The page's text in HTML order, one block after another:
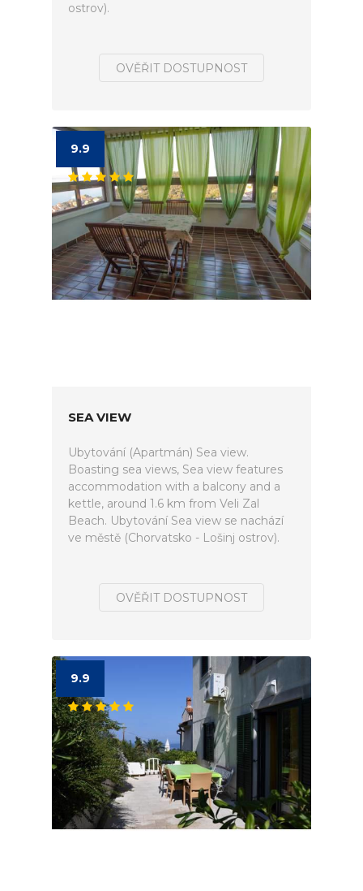
ostrov).
OVĚŘIT DOSTUPNOST
9.9
SEA VIEW
Ubytování (Apartmán) Sea view.
Boasting sea views, Sea view features
accommodation with a balcony and a
kettle, around 1.6 km from Veli Zal
Beach. Ubytování Sea view se nachází
ve městě (Chorvatsko - Lošinj ostrov).
OVĚŘIT DOSTUPNOST
9.9